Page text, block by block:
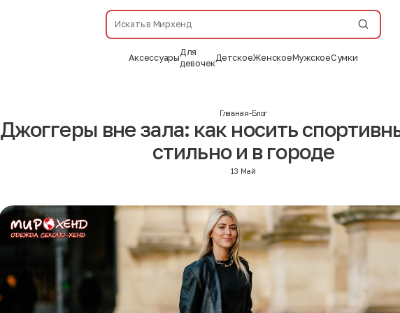
Аксессуары
Для
девочек
ДетскоеЖенскоеМужскоеСумки
Главная-Блог
Джоггеры вне зала: как носить
стильно и в городе
13 Май